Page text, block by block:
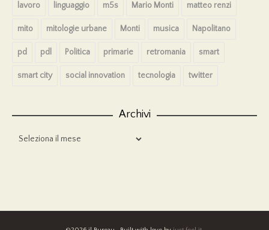
lavoro linguaggio m5s Mario Monti matteo renzi
mito mitologie urbane Monti musica Napolitano
pd pdl Politica primarie retromania smart
smart city social innovation tecnologia twitter
Archivi
Archivi